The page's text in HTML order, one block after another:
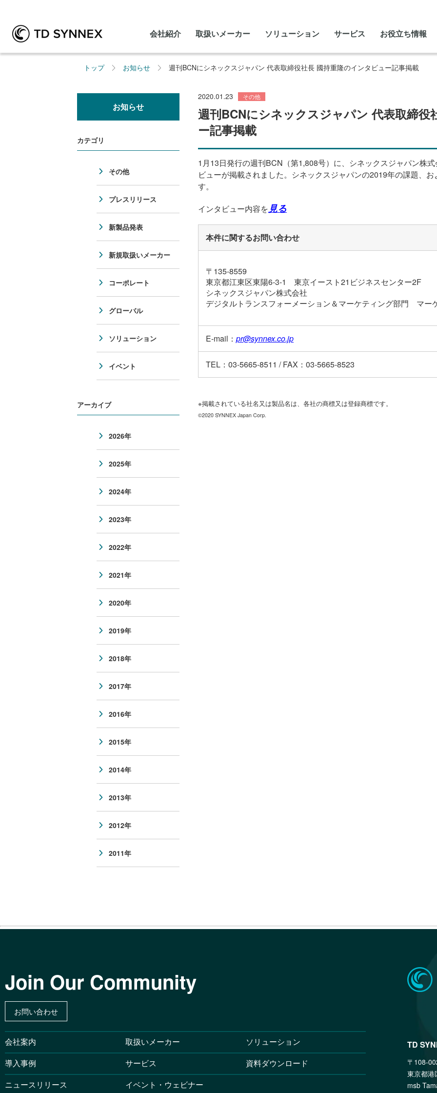
会社紹介 取扱いメーカー ソリューション サービス お役立ち情報
トップ お知らせ 週刊BCNにシネックスジャパン 代表取締役社長 國持重隆のインタビュー記事掲載
2020.01.23 その他
週刊BCNにシネックスジャパン 代表取締役
ー記事掲載
1月13日発行の週刊BCN （第1,808号）に、シネックスジャパン株
ビューが掲載されました。シネックスジャパンの2019年の課題、お
す。
インタビュー内容を見る
本件に関するお問い合わせ
〒135-8559
東京都江東区東陽6-3-1 東京イースト21ビジネスセンター2F
シネックスジャパン株式会社
デジタルトランスフォーメーション＆マーケティング部門 マー
E-mail： pr@synnex.co.jp
TEL：03-5665-8511 / FAX：03-5665-8523
※掲載されている社名又は製品名は、各社の商標又は登録商標です。
©2020 SYNNEX Japan Corp.
お知らせ
カテゴリ
その他
プレスリリース
新製品発表
新規取扱いメーカー
コーポレート
グローバル
ソリューション
イベント
アーカイブ
2026年
2025年
2024年
2023年
2022年
2021年
2020年
2019年
2018年
2017年
2016年
2015年
2014年
2013年
2012年
2011年
Join Our Community
お問い合わせ
会社案内 取扱いメーカー
ソリューション
導入事例
サービス
資料ダウンロード
ニュースリリース
イベント・ウェビナー
TD
〒108-
東京都港
msb